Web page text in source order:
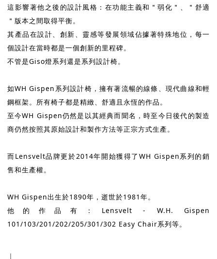
這影響著他之後的設計風格：在功能主義和＂弱化＂、＂舒適
＂版本之間取得平衡。
其產品在設計、創新、靈感等發展領域佔據著特殊地位，每一
個設計在當時都是一個創新的里程碑。
不管是Giso燈系列還是系列設計椅。
如WH Gispen系列設計椅，擁有著流暢的線條、現代曲線和輕
鋼框架。所有椅子都是精緻、舒適且永恆的作品。
至今WH Gispen仍然是以其經典而聞名，時至今日後代的製造
商仍然按照其原始設計和製作方法等正宗方式生產。
而Lensvelt品牌更於2014年開始獲得了WH Gispen系列的銷
售和生產權。
WH Gispen出生於1890年，逝世於1981年。
他的作品有：Lensvelt - W.H. Gispen
101/103/201/202/205/301/302 Easy Chair系列等。